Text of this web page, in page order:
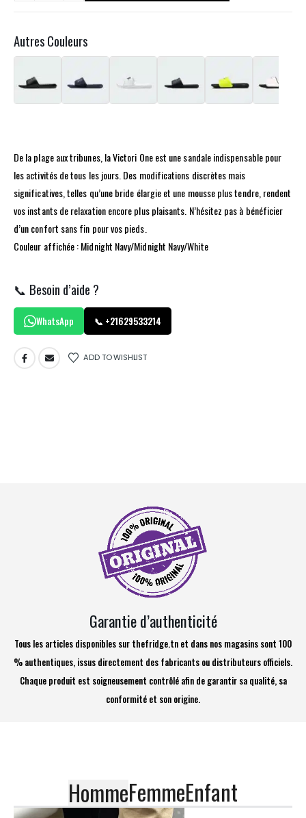
Autres Couleurs
De la plage aux tribunes, la Victori One est une sandale indispensable pour
les activités de tous les jours. Des modifications discrètes mais
significatives, telles qu’une bride élargie et une mousse plus tendre, rendent
vos instants de relaxation encore plus plaisants. N’hésitez pas à bénéficier
d’un confort sans fin pour vos pieds.
Couleur affichée : Midnight Navy/Midnight Navy/White
📞 Besoin d’aide ?
WhatsApp 📞 +21629533214
ADD TO WISHLIST
Garantie d’authenticité
Tous les articles disponibles sur thefridge.tn et dans nos magasins sont 100
% authentiques, issus directement des fabricants ou distributeurs officiels.
Chaque produit est soigneusement contrôlé afin de garantir sa qualité, sa
conformité et son origine.
HommeFemmeEnfant